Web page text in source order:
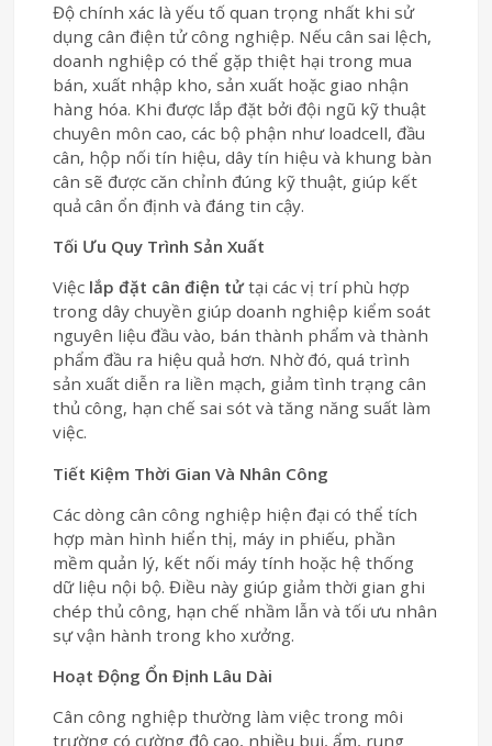
Độ chính xác là yếu tố quan trọng nhất khi sử
dụng cân điện tử công nghiệp. Nếu cân sai lệch,
doanh nghiệp có thể gặp thiệt hại trong mua
bán, xuất nhập kho, sản xuất hoặc giao nhận
hàng hóa. Khi được lắp đặt bởi đội ngũ kỹ thuật
chuyên môn cao, các bộ phận như loadcell, đầu
cân, hộp nối tín hiệu, dây tín hiệu và khung bàn
cân sẽ được căn chỉnh đúng kỹ thuật, giúp kết
quả cân ổn định và đáng tin cậy.
Tối Ưu Quy Trình Sản Xuất
Việc lắp đặt cân điện tửtại các vị trí phù hợp
trong dây chuyền giúp doanh nghiệp kiểm soát
nguyên liệu đầu vào, bán thành phẩm và thành
phẩm đầu ra hiệu quả hơn. Nhờ đó, quá trình
sản xuất diễn ra liền mạch, giảm tình trạng cân
thủ công, hạn chế sai sót và tăng năng suất làm
việc.
Tiết Kiệm Thời Gian Và Nhân Công
Các dòng cân công nghiệp hiện đại có thể tích
hợp màn hình hiển thị, máy in phiếu, phần
mềm quản lý, kết nối máy tính hoặc hệ thống
dữ liệu nội bộ. Điều này giúp giảm thời gian ghi
chép thủ công, hạn chế nhầm lẫn và tối ưu nhân
sự vận hành trong kho xưởng.
Hoạt Động Ổn Định Lâu Dài
Cân công nghiệp thường làm việc trong môi
trường có cường độ cao, nhiều bụi, ẩm, rung